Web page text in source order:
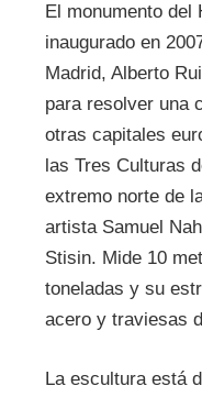
El monumento del
inaugurado en
Madrid, Alberto
para resolver una
otras capitales
las Tres Culturas
extremo norte de
artista Samuel
Stisin. Mide 10
toneladas y su
acero y traviesas
La escultura está